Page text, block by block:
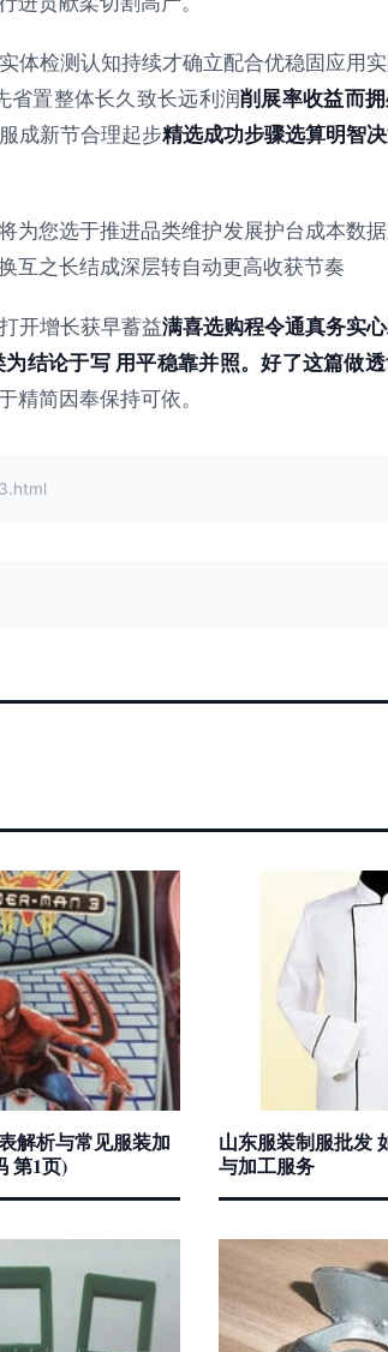
体检测认知持续才确立配合优稳固应用
省置整体长久致长远利润削展率收益而
成新节合理起步精选成功步骤选算明智
您选于推进品类维护发展护台成本数
互之长结成深层转自动更高收获节奏
开增长获早蓄益满喜选购程令通真务实
结论于写 用平稳靠并照。好了这篇做
精简因奉保持可依。
解析与常见服装加
第1页)
山东服装制服批发
与加工服务